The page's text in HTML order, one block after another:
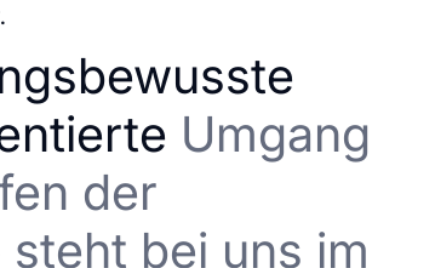
Umgang
der
bei uns im